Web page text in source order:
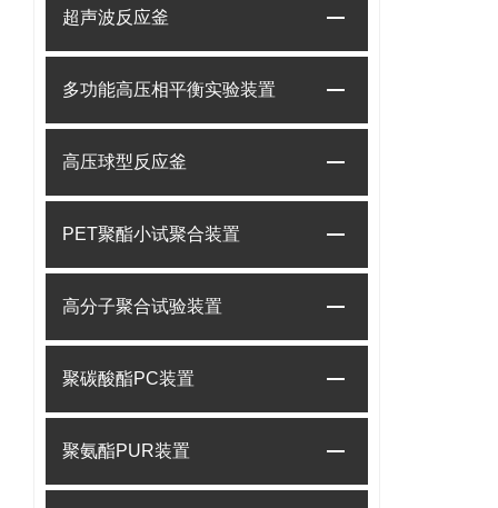
超声波反应釜
多功能高压相平衡实验装置
高压球型反应釜
PET聚酯小试聚合装置
高分子聚合试验装置
聚碳酸酯PC装置
聚氨酯PUR装置